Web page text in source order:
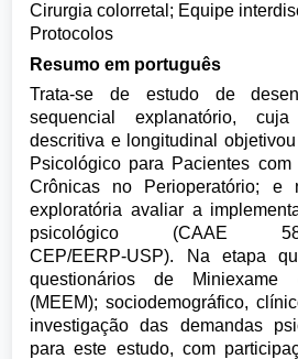
Cirurgia colorretal; Equipe
Protocolos
Resumo em português
Trata-se de estudo de
sequencial explanatório,
descritiva e longitudinal
Psicológico para Pacientes
Crônicas no Perioperatório; e
exploratória avaliar a
psicológico (CAAE
CEP/EERP-USP). Na etapa
questionários de Miniexame
(MEEM); sociodemográfico,
investigação das demandas
para este estudo, com